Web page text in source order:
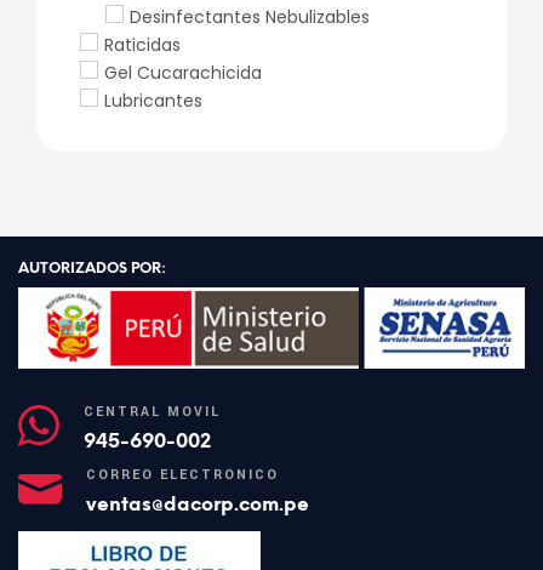
Desinfectantes Nebulizables
Raticidas
Gel Cucarachicida
Lubricantes
AUTORIZADOS POR:
CENTRAL MÓVIL
945-690-002
CORREO ELECTRÓNICO
ventas@dacorp.com.pe